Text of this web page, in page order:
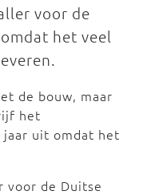
voor de
het veel
de bouw, maar
het
uit omdat het
voor de Duitse